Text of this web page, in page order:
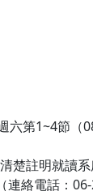
第1~4節（
楚註明就
絡電話：06-